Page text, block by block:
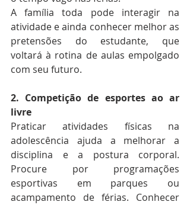
A família toda pode interagir na
atividade e ainda conhecer melhor as
pretensões do estudante, que
voltará à rotina de aulas empolgado
com seu futuro.
2. Competição de esportes ao ar
livre
Praticar atividades físicas na
adolescência ajuda a melhorar a
disciplina e a postura corporal.
Procure por programações
esportivas em parques ou
acampamento de férias. Conhecer